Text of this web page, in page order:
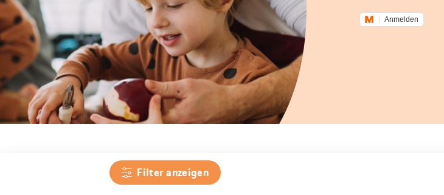
Anmelden
Filter anzeigen